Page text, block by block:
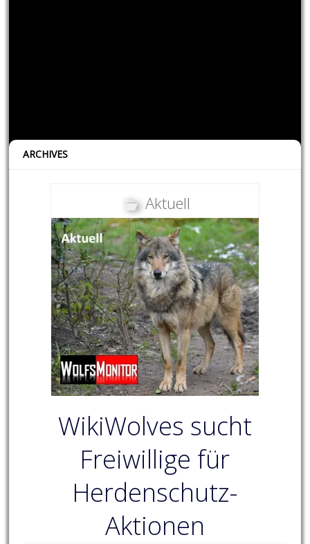
ARCHIVES
Aktuell
WikiWolves sucht
Freiwillige für
Herdenschutz-
Aktionen